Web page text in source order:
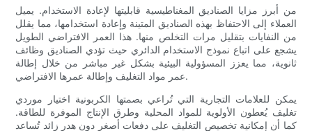
من أبرز مزايا الصناديق المغناطيسية قابليتها لإعادة الاستخدام. يميل
العملاء إلى الاحتفاظ بهذه الصناديق المتينة وإعادة استخدامها، مما يقلل
من النفايات بتقليل مرات التخلص منها. هذا العمر الافتراضي الطويل
يشجع على اتباع نموذج الاستخدام الدائري حيث تؤدي الصناديق وظائف
ثانوية، مما يعزز المسؤولية البيئية بشكل غير مباشر من خلال إطالة
عمر مواد التغليف وإطالة عمرها الافتراضي.
يمكن للعلامات التجارية التي تُراعي بصمتها الكربونية اختيار موردي
تغليف يُعطون الأولوية للمواد المحلية وطرق الإنتاج الموفرة للطاقة.
كما أن إمكانية تخصيص التغليف على دفعات أصغر دون هدر زائد تُساعد